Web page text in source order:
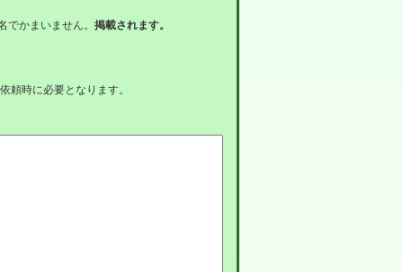
でかまいません。 掲載されます。
頼時に必要となります。